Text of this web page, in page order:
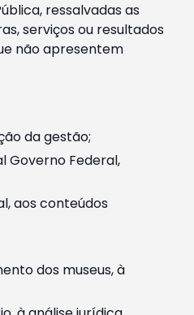
ressalvadas as
serviços ou resultados
não apresentem
da gestão;
Governo Federal,
aos conteúdos
dos museus, à